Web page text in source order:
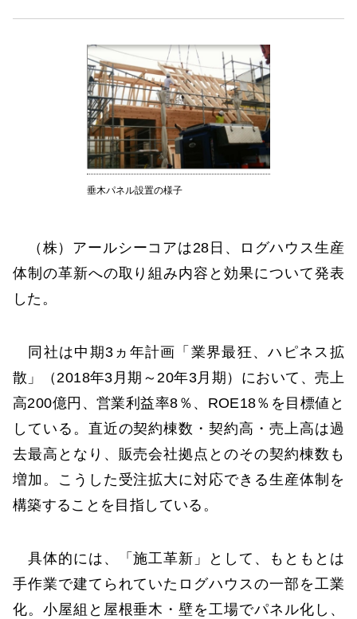
垂木パネル設置の様子
（株）アールシーコアは28日、ログハウス生産
体制の革新への取り組み内容と効果について発表
した。
同社は中期3ヵ年計画「業界最狂、ハピネス拡
散」（2018年3月期～20年3月期）において、売上
高200億円、営業利益率8％、ROE18％を目標値と
している。直近の契約棟数・契約高・売上高は過
去最高となり、販売会社拠点とのその契約棟数も
増加。こうした受注拡大に対応できる生産体制を
構築することを目指している。
具体的には、「施工革新」として、もともとは
手作業で建てられていたログハウスの一部を工業
化。小屋組と屋根垂木・壁を工場でパネル化し、